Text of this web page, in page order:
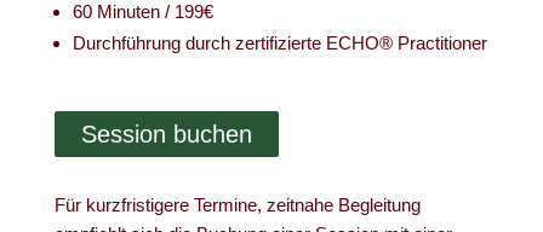
60 Minuten / 199€
Durchführung durch zertifizierte ECHO® Practitioner
Session buchen
Für kurzfristigere Termine, zeitnahe Begleitung